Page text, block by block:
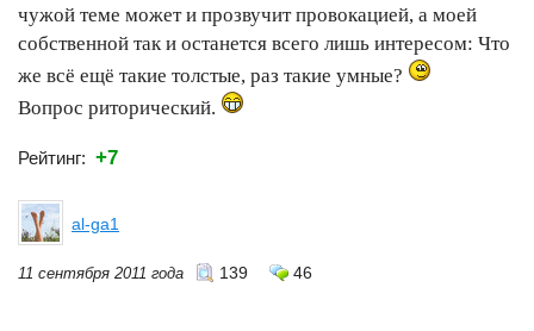
чужой теме может и прозвучит провокацией, а моей
собственной так и останется всего лишь интересом: Что
же всё ещё такие толстые, раз такие умные?
Вопрос риторический.
Рейтинг: +7
al-ga1
11 сентября 2011 года 139 46